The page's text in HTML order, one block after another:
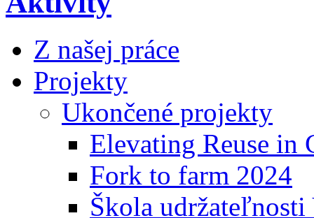
Z našej práce
Projekty
Ukončené projekty
Elevating Reuse in
Fork to farm 2024
Škola udržateľnosti